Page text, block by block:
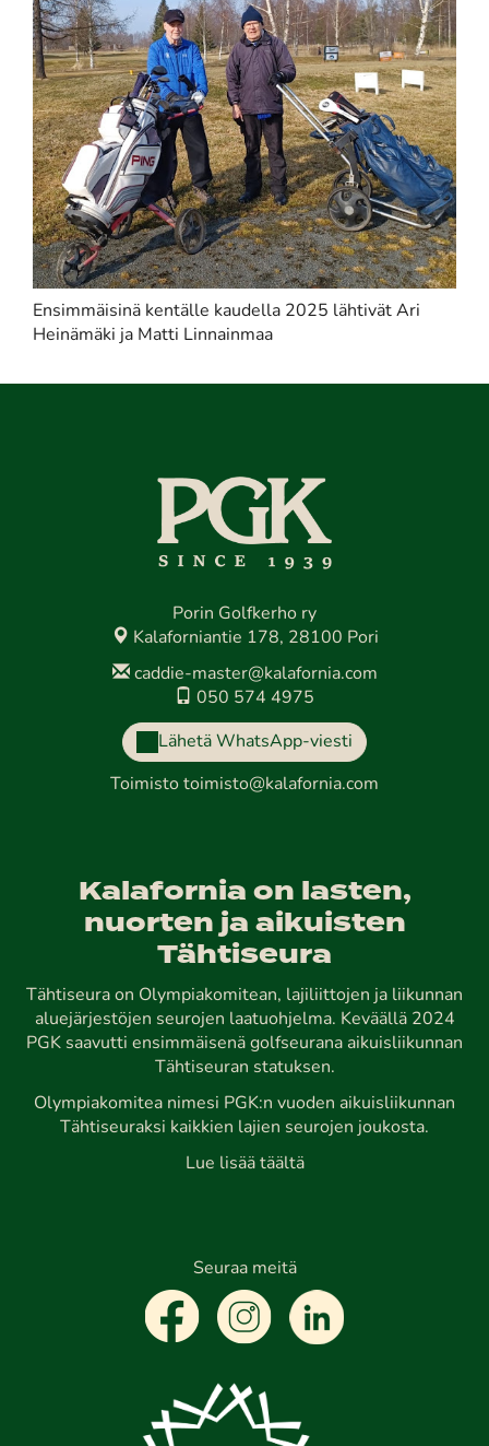
Ensimmäisinä kentälle kaudella 2025 lähtivät Ari
Heinämäki ja Matti Linnainmaa
Porin Golfkerho ry
Kalaforniantie 178, 28100 Pori
caddie-master@kalafornia.com
050 574 4975
Lähetä WhatsApp-viesti
Toimisto toimisto@kalafornia.com
Kalafornia on lasten,
nuorten ja aikuisten
Tähtiseura
Tähtiseura on Olympiakomitean, lajiliittojen ja liikunnan
aluejärjestöjen seurojen laatuohjelma. Keväällä 2024
PGK saavutti ensimmäisenä golfseurana aikuisliikunnan
Tähtiseuran statuksen.
Olympiakomitea nimesi PGK:n vuoden aikuisliikunnan
Tähtiseuraksi kaikkien lajien seurojen joukosta.
Lue lisää täältä
Seuraa meitä